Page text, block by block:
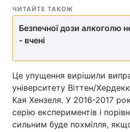
ЧИТАЙТЕ ТАКОЖ
Безпечної дози алкоголю
- вчені
Це упущення вирішили
університету Віттен/
Кая Хензеля. У 2016-2017
серію експериментів і
сильним буде похмілля,